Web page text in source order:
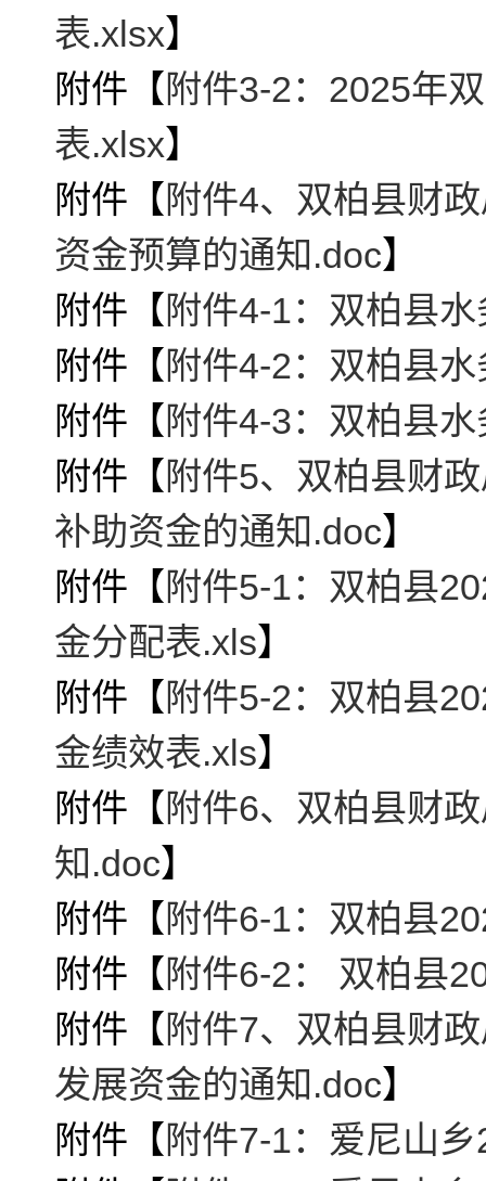
表.xlsx】
附件【 附件3-2：2025年
表.xlsx】
附件【 附件4、双柏县财
资金预算的通知.doc】
附件【 附件4-1：双柏县
附件【 附件4-2：双柏县
附件【 附件4-3：双柏县
附件【 附件5、双柏县财
补助资金的通知.doc】
附件【 附件5-1：双柏县
金分配表.xls】
附件【 附件5-2：双柏县
金绩效表.xls】
附件【 附件6、双柏县财
知.doc】
附件【 附件6-1：双柏县
附件【 附件6-2： 双柏县
附件【 附件7、双柏县财
发展资金的通知.doc】
附件【 附件7-1：爱尼山